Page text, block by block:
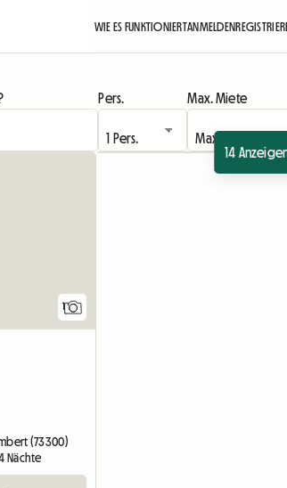
WIE ES FUNKTIONIERTANMELDEN
Pers.
Max. Miete
14
1
(73300)
Nächte